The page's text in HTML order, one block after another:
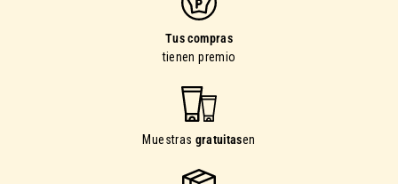
Tus compras
tienen premio
Muestras gratuitasen